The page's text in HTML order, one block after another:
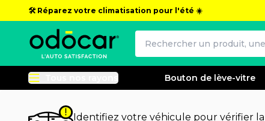
🛠️ Réparez votre climatisation pour l'été ☀️
Tous nos rayons Bouton de lève-vitre
Identifiez votre véhicule pour vérifier